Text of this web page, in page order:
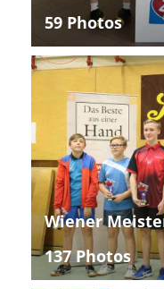
59 Photos
Wiener
137 Photos